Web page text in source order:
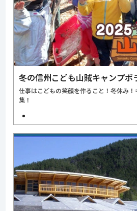
冬の信州こども山賊キャンプボ
仕事はこどもの笑顔を作ること！冬休み
集！